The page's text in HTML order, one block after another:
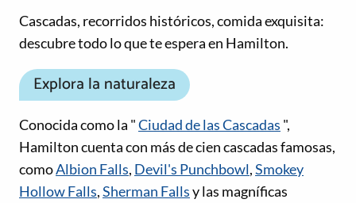
Cascadas, recorridos históricos, comida exquisita:
descubre todo lo que te espera en Hamilton.
Explora la naturaleza
Conocida como la "Ciudad de las Cascadas ",
Hamilton cuenta con más de cien cascadas famosas,
comoAlbion Falls, Devil's Punchbowl,Smokey
Hollow Falls,Sherman Fallsy las magníficas